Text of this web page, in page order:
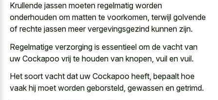
Krullende jassen moeten regelmatig worden
onderhouden om matten te voorkomen, terwijl golvende
of rechte jassen meer vergevingsgezind kunnen zijn.
Regelmatige verzorging is essentieel om de vacht van
uw Cockapoo vrij te houden van knopen, vuil en vuil.
Het soort vacht dat uw Cockapoo heeft, bepaalt hoe
vaak hij moet worden geborsteld, gewassen en getrimd.